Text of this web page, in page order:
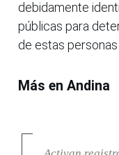
debidamente
públicas para
de estas
Más en Andina